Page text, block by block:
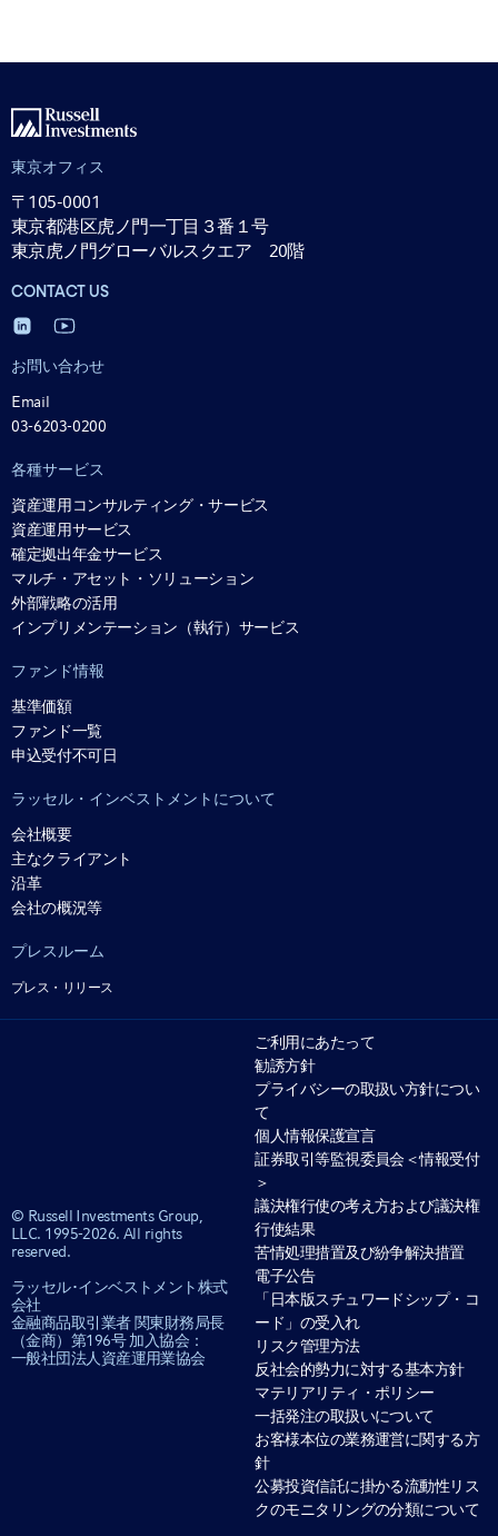
東京オフィス
〒105-0001
東京都港区虎ノ門一丁目３番１号
東京虎ノ門グローバルスクエア 20階
CONTACT US
お問い合わせ
Email
03-6203-0200
各種サービス
資産運用コンサルティング・サービス
資産運用サービス
確定拠出年金サービス
マルチ・アセット・ソリューション
外部戦略の活用
インプリメンテーション（執行）サービス
ファンド情報
基準価額
ファンド一覧
申込受付不可日
ラッセル・インベストメントについて
会社概要
主なクライアント
沿革
会社の概況等
プレスルーム
プレス・リリース
© Russell Investments Group,
LLC. 1995-2026. All rights
reserved.
ラッセル･インベストメント株式
会社
金融商品取引業者 関東財務局長
（金商）第196号 加入協会：
一般社団法人資産運用業協会
ご利用にあたって
勧誘方針
プライバシーの取扱い方針につい
て
個人情報保護宣言
証券取引等監視委員会＜情報受付
＞
議決権行使の考え方および議決権
行使結果
苦情処理措置及び紛争解決措置
電子公告
「日本版スチュワードシップ・コ
ード」の受入れ
リスク管理方法
反社会的勢力に対する基本方針
マテリアリティ・ポリシー
一括発注の取扱いについて
お客様本位の業務運営に関する方
針
公募投資信託に掛かる流動性リス
クのモニタリングの分類について